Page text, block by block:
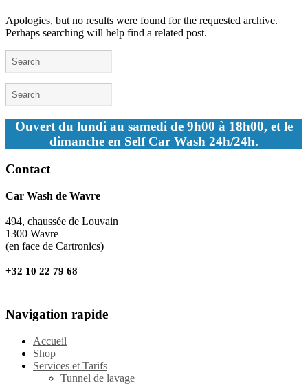
Apologies, but no results were found for the requested archive.
Perhaps searching will help find a related post.
Ouvert du lundi au samedi de 9h00 à 18h00, et le
dimanche en Self Car Wash 24h/24h.
Contact
Car Wash de Wavre
494, chaussée de Louvain
1300 Wavre
(en face de Cartronics)
+32 10 22 79 68
Navigation rapide
Accueil
Shop
Services et Tarifs
Tunnel de lavage